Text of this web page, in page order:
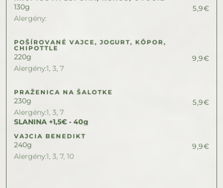
130g 5,9€
Alergény:
POŠÍROVANÉ VAJCE, JOGURT, KÔPOR,
CHIPOTTLE
220g 9,9€
Alergény:1, 3, 7
PRAŽENICA NA ŠALOTKE
230g 5,9€
Alergény:1, 3, 7
SLANINA +1,5€ - 40g
VAJCIA BENEDIKT
240g 9,9€
Alergény:1, 3, 7, 10